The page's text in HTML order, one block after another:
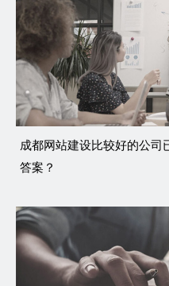
成都网站建设比较好的公司
答案？